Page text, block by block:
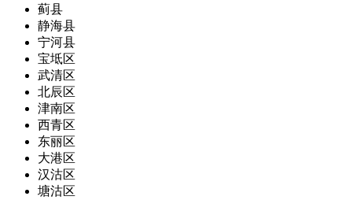
蓟县
静海县
宁河县
宝坻区
武清区
北辰区
津南区
西青区
东丽区
大港区
汉沽区
塘沽区